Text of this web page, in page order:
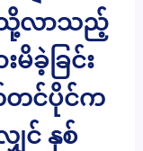
လာသည့်
ခဲ့ခြင်း
င်ပိုင်က
င် နှစ်